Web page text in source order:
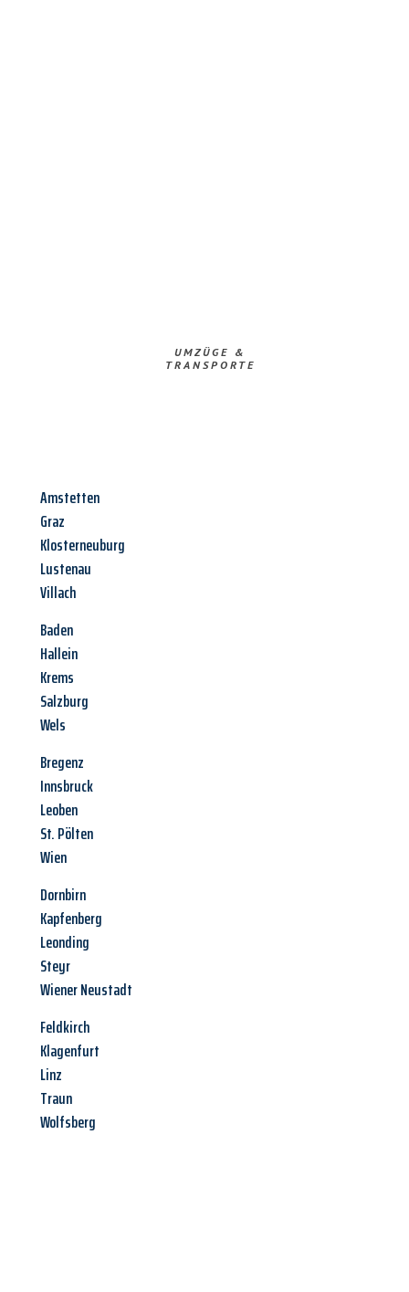
UMZÜGE &
TRANSPORTE
Amstetten
Graz
Klosterneuburg
Lustenau
Villach
Baden
Hallein
Krems
Salzburg
Wels
Bregenz
Innsbruck
Leoben
St. Pölten
Wien
Dornbirn
Kapfenberg
Leonding
Steyr
Wiener Neustadt
Feldkirch
Klagenfurt
Linz
Traun
Wolfsberg